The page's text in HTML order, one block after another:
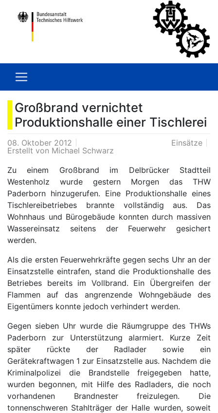
Großbrand vernichtet
Produktionshalle einer Tischlerei
08. Oktober 2012
Einsätze
Erstellt von Michael Schwarz
Zu einem Großbrand im Delbrücker Stadtteil
Westenholz wurde gestern Morgen das THW
Paderborn hinzugerufen. Eine Produktionshalle eines
Tischlereibetriebes brannte vollständig aus. Das
Wohnhaus und Bürogebäude konnten durch massiven
Wassereinsatz seitens der Feuerwehr gesichert
werden.
Als die ersten Feuerwehrkräfte gegen sechs Uhr an der
Einsatzstelle eintrafen, stand die Produktionshalle des
Betriebes bereits im Vollbrand. Ein Übergreifen der
Flammen auf das angrenzende Wohngebäude des
Eigentümers konnte jedoch verhindert werden.
Gegen sieben Uhr wurde die Räumgruppe des THWs
Paderborn zur Unterstützung alarmiert. Kurze Zeit
später rückte der Radlader sowie ein
Gerätekraftwagen 1 zur Einsatzstelle aus. Nachdem die
Kriminalpolizei die Brandstelle freigegeben hatte,
wurden begonnen, mit Hilfe des Radladers, die noch
vorhandenen Brandnester freizulegen. Die
tonnenschweren Stahlträger der Halle wurden, soweit